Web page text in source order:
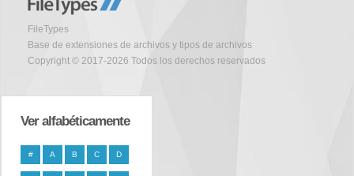
FileTypes
Base de extensiones de archivos y tipos de archivos
Copyright © 2017-2026 Todos los derechos reservados
Ver alfabéticamente
# A B C D